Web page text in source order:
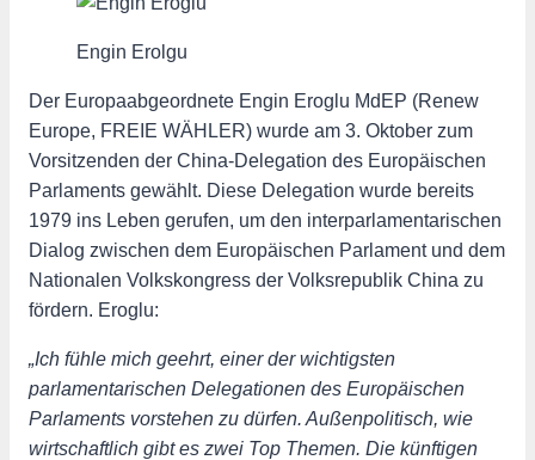
Engin Erolgu
Der Europaabgeordnete Engin Eroglu MdEP (Renew
Europe, FREIE WÄHLER) wurde am 3. Oktober zum
Vorsitzenden der China-Delegation des Europäischen
Parlaments gewählt. Diese Delegation wurde bereits
1979 ins Leben gerufen, um den interparlamentarischen
Dialog zwischen dem Europäischen Parlament und dem
Nationalen Volkskongress der Volksrepublik China zu
fördern. Eroglu:
„Ich fühle mich geehrt, einer der wichtigsten
parlamentarischen Delegationen des Europäischen
Parlaments vorstehen zu dürfen. Außenpolitisch, wie
wirtschaftlich gibt es zwei Top Themen. Die künftigen